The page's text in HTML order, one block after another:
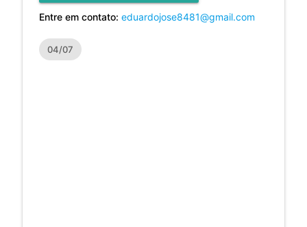
Entre em contato: eduardojose8481@gmail.com
04/07